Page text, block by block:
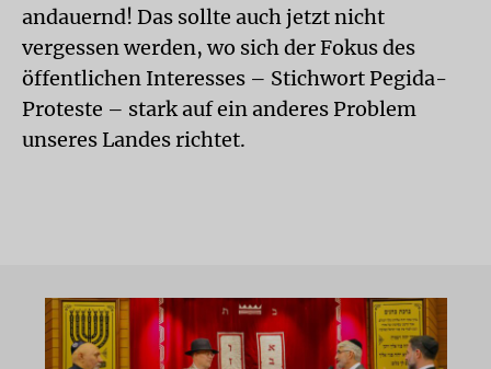
andauernd! Das sollte auch jetzt nicht
vergessen werden, wo sich der Fokus des
öffentlichen Interesses – Stichwort Pegida-
Proteste – stark auf ein anderes Problem
unseres Landes richtet.